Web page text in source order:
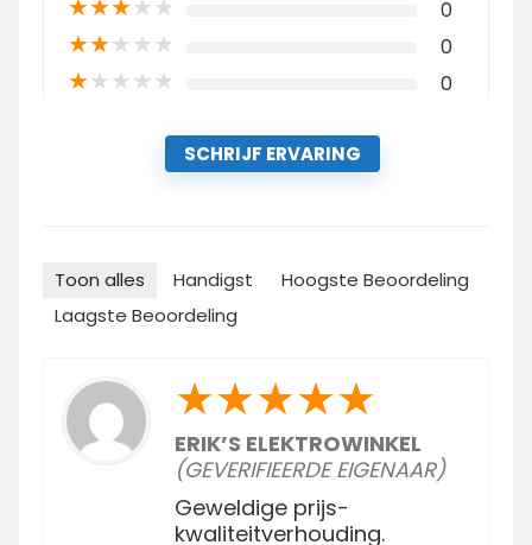
★★★★★ 0
★★★★★ 0
★★★★★ 0
SCHRIJF ERVARING
Toon alles Handigst
Hoogste Beoordeling
Laagste Beoordeling
★★★★★
ERIK’S ELEKTROWINKEL
(GEVERIFIEERDE EIGENAAR)
Geweldige prijs-
kwaliteitverhouding.